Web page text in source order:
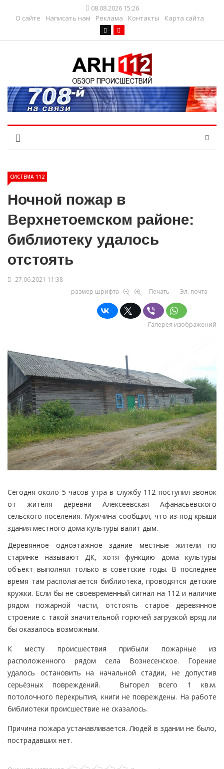
08.08.2026 15:26
О сайте
Написать нам Реклама Контакты Карта сайта
СИСТЕМА 112
Ночной пожар в
Верхнетоемском районе:
библиотеку удалось
отстоять
27.06.2021 11:38
размер шрифта
Печать Эл. почта
Галерея изображений
Сегодня около 5 часов утра в службу 112 поступил звонок
от жителя деревни Алексеевская Афанасьевского
сельского поселения. Мужчина сообщил, что из-под крыши
здания местного дома культуры валит дым.
Деревянное одноэтажное здание местные жители по
старинке называют ДК, хотя функцию дома культуры
объект выполнял только в советские годы. В последнее
время там располагается библиотека, проводятся детские
кружки. Если бы не своевременный сигнал на 112 и наличие
рядом пожарной части, отстоять старое деревянное
строение с такой значительной горючей загрузкой вряд ли
бы оказалось возможным.
К месту происшествия прибыли пожарные из
расположенного рядом села Вознесенское. Горение
удалось остановить на начальной стадии, не допустив
серьёзных повреждений. Выгорел всего 1 кв.м.
потолочного перекрытия, книги не повреждены. На работе
библиотеки происшествие не сказалось.
Причина пожара устанавливается. Людей в здании не было,
пострадавших нет.